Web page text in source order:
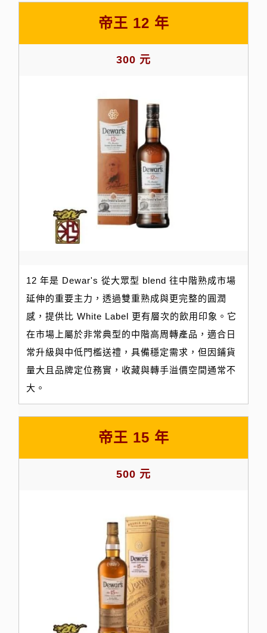
帝王 12 年
300 元
12 年是 Dewar's 從大眾型 blend 往中階熟成市場
延伸的重要主力，透過雙重熟成與更完整的圓潤
感，提供比 White Label 更有層次的飲用印象。它
在市場上屬於非常典型的中階高周轉產品，適合日
常升級與中低門檻送禮，具備穩定需求，但因鋪貨
量大且品牌定位務實，收藏與轉手溢價空間通常不
大。
帝王 15 年
500 元